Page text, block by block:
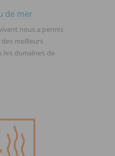
de mer
nous a permis
meilleurs
domaines de